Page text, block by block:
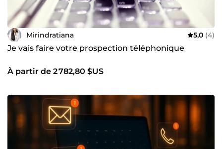
Mirindratiana 5,0 (4)
Je vais faire votre prospection téléphonique
À partir de 2 782,80 $US